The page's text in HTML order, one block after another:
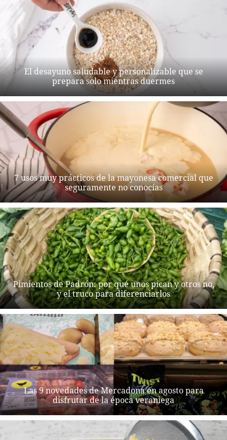
El desayuno saludable y personalizable que se
prepara solo mientras duermes
7 usos muy prácticos de la mayonesa comercial que
seguramente no conocías
Pimientos de Padrón: por qué unos pican y otros no,
y el truco para diferenciarlos
Las 9 novedades de Mercadona en agosto para
disfrutar de la época veraniega